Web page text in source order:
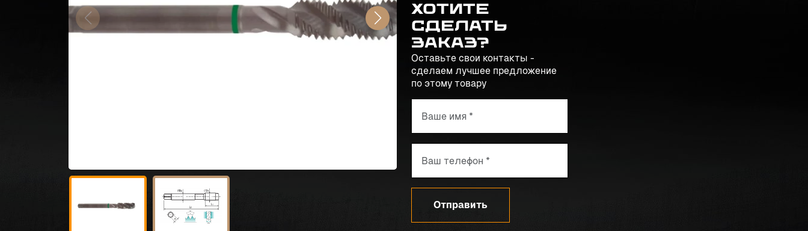
Хотите
сделать
заказ?
Оставьте свои контакты -
сделаем лучшее предложение
по этому товару
Отправить